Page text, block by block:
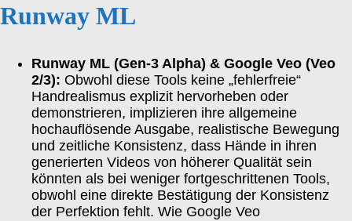
Runway ML
Runway ML (Gen-3 Alpha) & Google Veo (Veo
2/3): Obwohl diese Tools keine „fehlerfreie“
Handrealismus explizit hervorheben oder
demonstrieren, implizieren ihre allgemeine
hochauflösende Ausgabe, realistische Bewegung
und zeitliche Konsistenz, dass Hände in ihren
generierten Videos von höherer Qualität sein
könnten als bei weniger fortgeschrittenen Tools,
obwohl eine direkte Bestätigung der Konsistenz
der Perfektion fehlt. Wie Google Veo